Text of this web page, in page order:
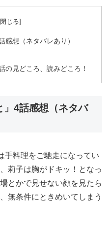
感想（ネタバレあり）
の見どころ、読みどころ！
」4話感想（ネタバ
手料理をご馳走になってい
莉子は胸がドキッ！となっ
とかで見せない顔を見たら
無条件にときめいてしまう